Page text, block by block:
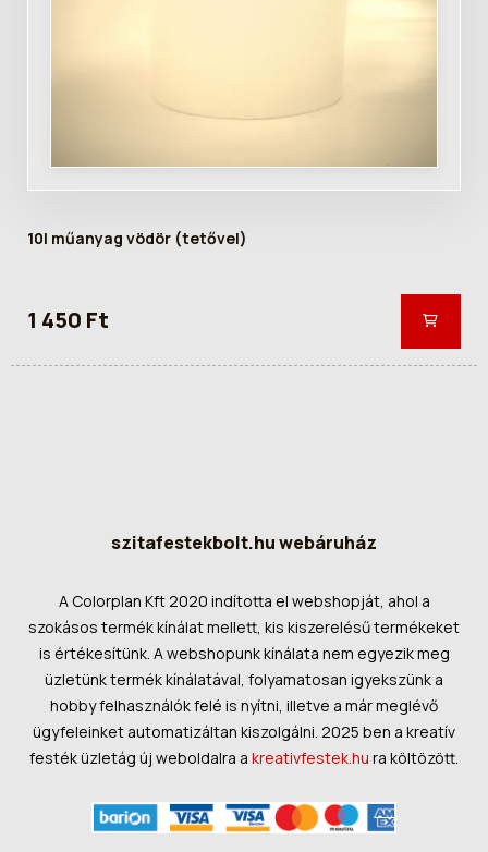
10l műanyag vödör (tetővel)
1 450 Ft
szitafestekbolt.hu webáruház
A Colorplan Kft 2020 indította el webshopját, ahol a
szokásos termék kínálat mellett, kis kiszerelésű termékeket
is értékesítünk. A webshopunk kínálata nem egyezik meg
üzletünk termék kínálatával, folyamatosan igyekszünk a
hobby felhasználók felé is nyítni, illetve a már meglévő
ügyfeleinket automatizáltan kiszolgálni. 2025 ben a kreatív
festék üzletág új weboldalra a kreativfestek.hu ra költözött.